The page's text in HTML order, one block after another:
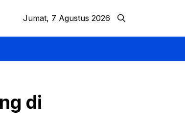
Jumat, 7 Agustus 2026
di